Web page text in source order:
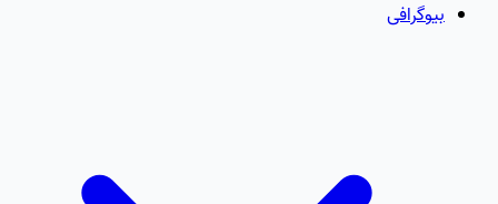
بیوگرافی